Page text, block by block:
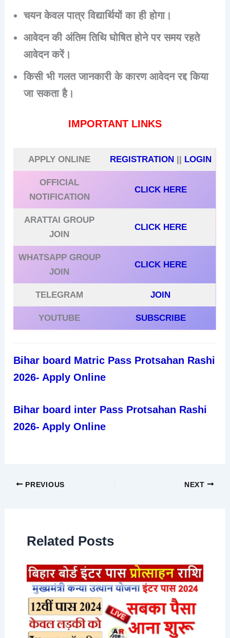
चयन केवल पात्र विद्यार्थियों का ही होगा।
आवेदन की अंतिम तिथि घोषित होने पर समय रहते
आवेदन करें।
किसी भी गलत जानकारी के कारण आवेदन रद्द किया
जा सकता है।
IMPORTANT LINKS
APPLY ONLINE REGISTRATION || LOGIN
OFFICIAL
NOTIFICATION
CLICK HERE
ARATTAI GROUP
JOIN
CLICK HERE
WHATSAPP GROUP
JOIN
CLICK HERE
TELEGRAM JOIN
YOUTUBE SUBSCRIBE
Bihar board Matric Pass Protsahan Rashi
2026- Apply Online
Bihar board inter Pass Protsahan Rashi
2026- Apply Online
PREVIOUS NEXT
Related Posts